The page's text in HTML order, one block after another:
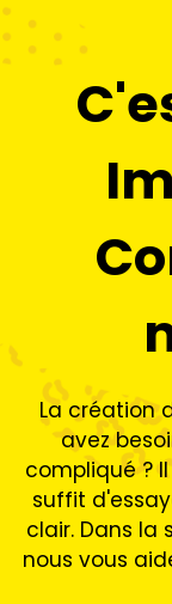
La création
avez
compliqué ?
suffit
clair. Dans la
nous vous